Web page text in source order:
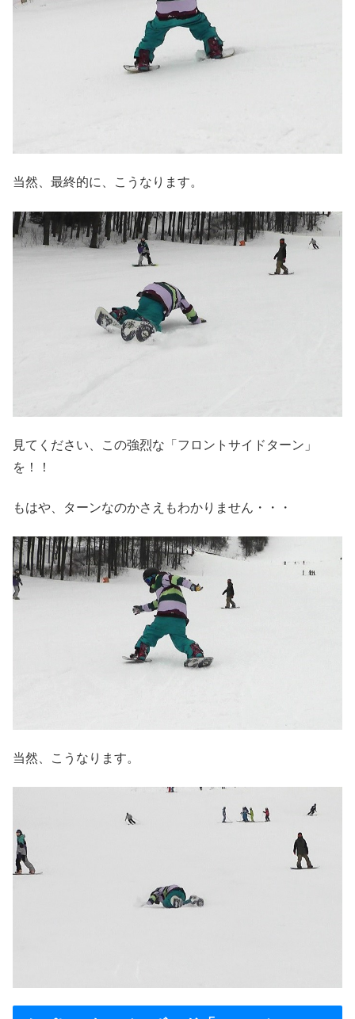
当然、最終的に、こうなります。
見てください、この強烈な「フロントサイドターン」
を！！
もはや、ターンなのかさえもわかりません・・・
当然、こうなります。